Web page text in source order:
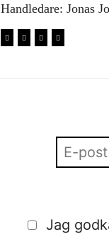
Handledare: Jonas
Jag